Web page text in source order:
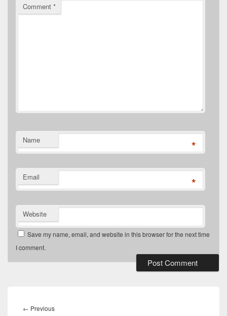
Comment *
Name *
Email *
Website
Save my name, email, and website in this browser for the next time
I comment.
navigation
← PreviousPrevious